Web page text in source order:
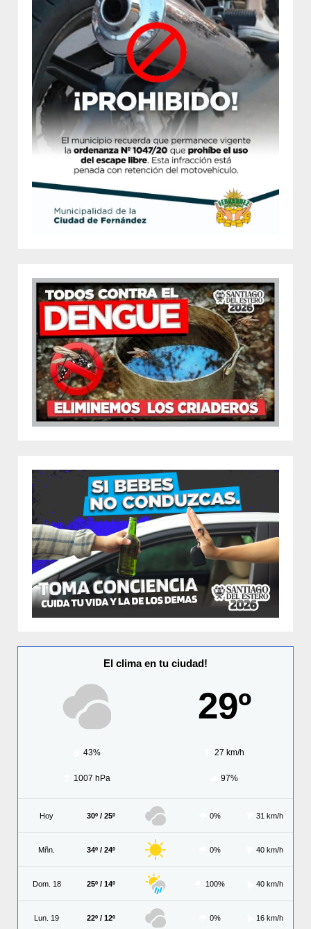
El clima en tu ciudad!
29º
43% 27 km/h
1007 hPa 97%
Hoy 30º / 25º 0% 31 km/h
Mñn. 34º / 24º 0% 40 km/h
Dom. 18 25º / 14º 100% 40 km/h
Lun. 19 22º / 12º 0% 16 km/h